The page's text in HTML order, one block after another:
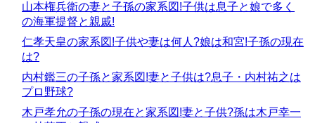
山本権兵衛の妻と子孫の家系図!子供は息子と娘で多く
の海軍提督と親戚!
仁孝天皇の家系図!子供や妻は何人?娘は和宮!子孫の現在
は?
内村鑑三の子孫と家系図!妻と子供は?息子・内村祐之は
プロ野球?
木戸孝允の子孫の現在と家系図!妻と子供?孫は木戸幸一